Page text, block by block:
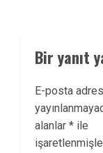
Bir yanıt
E-posta
alanlar * ile